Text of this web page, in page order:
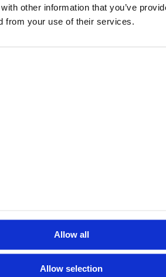
other information that you’ve
from your use of their services.
Allow all
Allow selection
macchina